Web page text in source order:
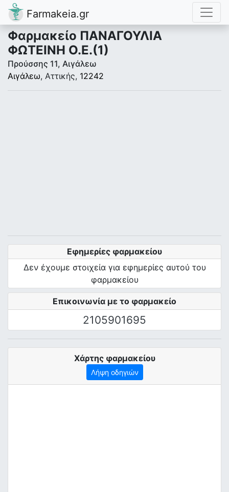
Farmakeia.gr
Φαρμακείο ΠΑΝΑΓΟΥΛΙΑ
ΦΩΤΕΙΝΗ Ο.Ε.(1)
Προύσσης 11, Αιγάλεω
Αιγάλεω, Αττικής, 12242
Επικοινωνία με το φαρμακείο
2105901695
Εφημερίες φαρμακείου
Δεν έχουμε στοιχεία για εφημερίες αυτού του
φαρμακείου
Χάρτης φαρμακείου
Λήψη οδηγιών